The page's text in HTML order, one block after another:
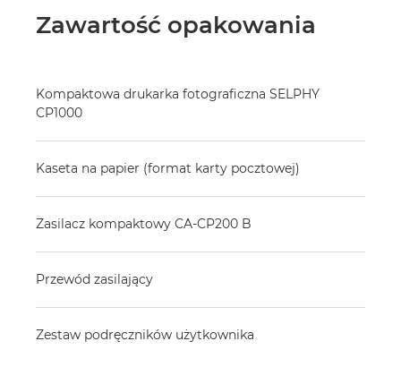
Zawartość opakowania
Kompaktowa drukarka fotograficzna SELPHY
CP1000
Kaseta na papier (format karty pocztowej)
Zasilacz kompaktowy CA-CP200 B
Przewód zasilający
Zestaw podręczników użytkownika